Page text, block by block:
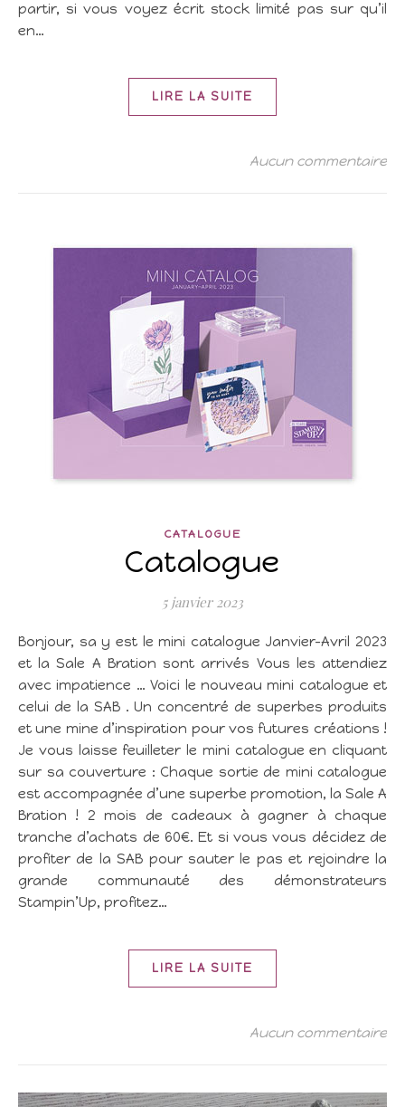
partir, si vous voyez écrit stock limité pas sur qu’il
en…
LIRE LA SUITE
Aucun commentaire
CATALOGUE
Catalogue
5 janvier 2023
Bonjour, sa y est le mini catalogue Janvier-Avril 2023
et la Sale A Bration sont arrivés Vous les attendiez
avec impatience … Voici le nouveau mini catalogue et
celui de la SAB . Un concentré de superbes produits
et une mine d’inspiration pour vos futures créations !
Je vous laisse feuilleter le mini catalogue en cliquant
sur sa couverture : Chaque sortie de mini catalogue
est accompagnée d’une superbe promotion, la Sale A
Bration ! 2 mois de cadeaux à gagner à chaque
tranche d’achats de 60€. Et si vous vous décidez de
profiter de la SAB pour sauter le pas et rejoindre la
grande communauté des démonstrateurs
Stampin’Up, profitez…
LIRE LA SUITE
Aucun commentaire